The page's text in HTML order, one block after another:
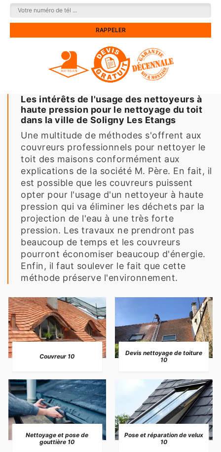
Les intérêts de l'usage des nettoyeurs à
haute pression pour le nettoyage du toit
dans la ville de Soligny Les Etangs
Une multitude de méthodes s'offrent aux
couvreurs professionnels pour nettoyer le
toit des maisons conformément aux
explications de la société M. Père. En fait, il
est possible que les couvreurs puissent
opter pour l'usage d'un nettoyeur à haute
pression qui va éliminer les déchets par la
projection de l'eau à une très forte
pression. Les travaux ne prendront pas
beaucoup de temps et les couvreurs
pourront économiser beaucoup d'énergie.
Enfin, il faut soulever le fait que cette
méthode préserve l'environnement.
Couvreur 10
Devis nettoyage de toiture
10
Nettoyage et pose de
gouttière 10
Pose et réparation de velux
10